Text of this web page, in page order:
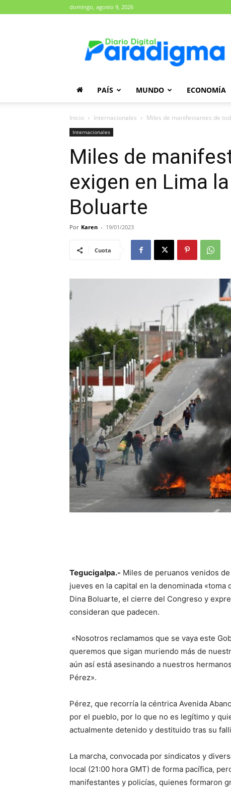
domingo, agosto 9, 2026
Paradigma
PAÍS MUNDO ECONOMÍA
Inicio Internacionales Miles de manifestantes de
Internacionales
Miles de
exigen en Lima
Boluarte
Por Karen - 19/01/2023
Cuota
Tegucigalpa.- Miles de peruanos venidos
jueves en la capital en la denominada
Dina Boluarte, el cierre del Congreso y
consideran que padecen.
«Nosotros reclamamos que se vaya este
queremos que sigan muriendo más de
aún así está asesinando a nuestros
Pérez».
Pérez, que recorría la céntrica Avenida
por el pueblo, por lo que no es legítimo y
actualmente detenido y destituido tras su
La marcha, convocada por sindicatos y
local (21:00 hora GMT) de forma pacífica,
manifestantes y policías, quienes formaron